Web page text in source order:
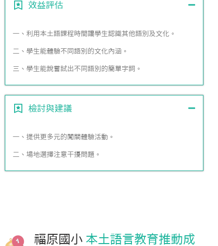
效益評估
一、利用本土語課程時間讓學生認識其他語別及文化。
二、學生能體驗不同語別的文化內涵。
三、學生能說嘗試出不同語別的簡單字詞。
檢討與建議
一、提供更多元的闖關體驗活動。
二、場地選擇注意干擾問題。
福原國小 本土語言教育推動成